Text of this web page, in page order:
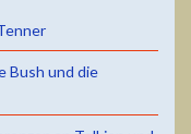
Bush und die